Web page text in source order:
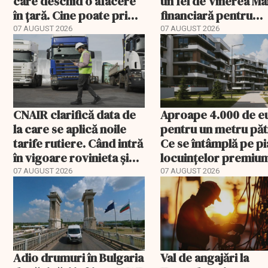
în țară. Cine poate primi
banii și ce trebuie
rambursat
07 AUGUST 2026
financiară pentru
România”. Miza nu
încheie în această
07 AUGUST 2026
CNAIR clarifică data de
la care se aplică noile
tarife rutiere. Când intră
în vigoare rovinieta și
TollRo
07 AUGUST 2026
Aproape 4.000 de
pentru un metru
Ce se întâmplă pe
locuințelor
07 AUGUST 2026
Adio drumuri în Bulgaria
Val de angajări la